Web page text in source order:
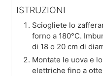
ISTRUZIONI
Sciogliete lo
forno a 180°C.
di 18 o 20 cm di
Montate le uova e
elettriche fino a